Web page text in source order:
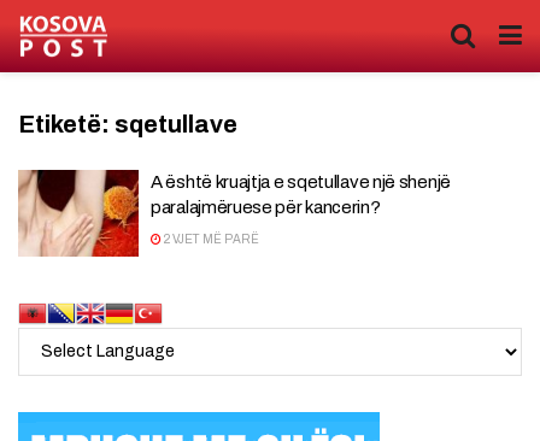
Etiketë: sqetullave
A është kruajtja e sqetullave një shenjë
paralajmëruese për kancerin?
2 VJET MË PARË